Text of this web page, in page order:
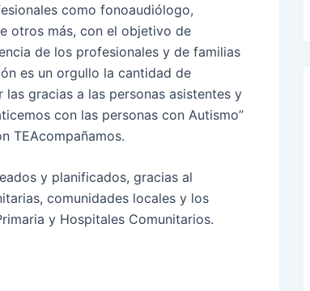
como fonoaudiólogo,
otros más, con el objetivo de
de los profesionales y de familias
es un orgullo la cantidad de
gracias a las personas asistentes y
con las personas con Autismo”
TEAcompañamos.
y planificados, gracias al
comunidades locales y los
y Hospitales Comunitarios.